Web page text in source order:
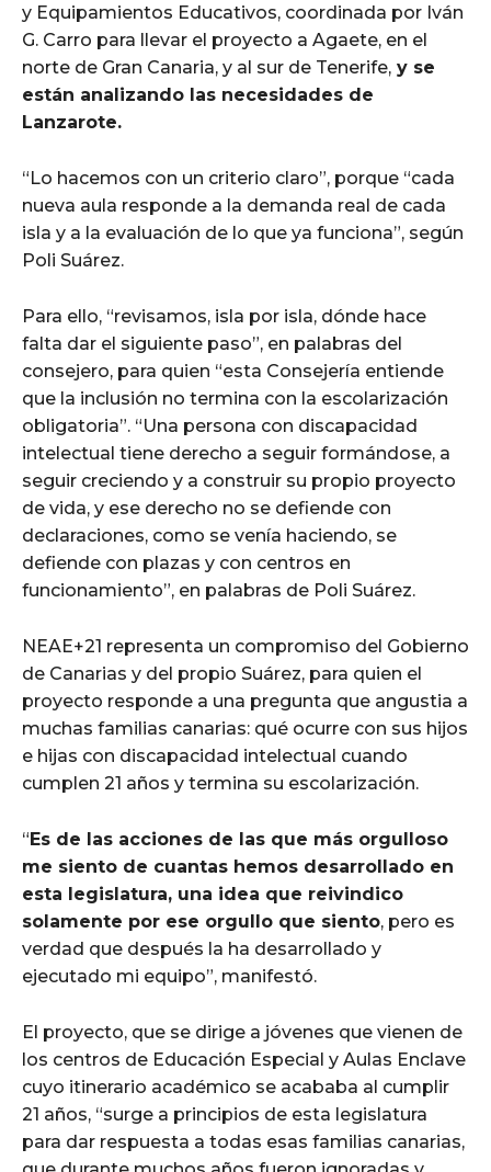
y Equipamientos Educativos, coordinada por Iván
G. Carro para llevar el proyecto a Agaete, en el
norte de Gran Canaria, y al sur de Tenerife, y se
están analizando las necesidades de
Lanzarote.
“Lo hacemos con un criterio claro”, porque “cada
nueva aula responde a la demanda real de cada
isla y a la evaluación de lo que ya funciona”, según
Poli Suárez.
Para ello, “revisamos, isla por isla, dónde hace
falta dar el siguiente paso”, en palabras del
consejero, para quien “esta Consejería entiende
que la inclusión no termina con la escolarización
obligatoria”. “Una persona con discapacidad
intelectual tiene derecho a seguir formándose, a
seguir creciendo y a construir su propio proyecto
de vida, y ese derecho no se defiende con
declaraciones, como se venía haciendo, se
defiende con plazas y con centros en
funcionamiento”, en palabras de Poli Suárez.
NEAE+21 representa un compromiso del Gobierno
de Canarias y del propio Suárez, para quien el
proyecto responde a una pregunta que angustia a
muchas familias canarias: qué ocurre con sus hijos
e hijas con discapacidad intelectual cuando
cumplen 21 años y termina su escolarización.
“Es de las acciones de las que más orgulloso
me siento de cuantas hemos desarrollado en
esta legislatura, una idea que reivindico
solamente por ese orgullo que siento, pero es
verdad que después la ha desarrollado y
ejecutado mi equipo”, manifestó.
El proyecto, que se dirige a jóvenes que vienen de
los centros de Educación Especial y Aulas Enclave
cuyo itinerario académico se acababa al cumplir
21 años, “surge a principios de esta legislatura
para dar respuesta a todas esas familias canarias,